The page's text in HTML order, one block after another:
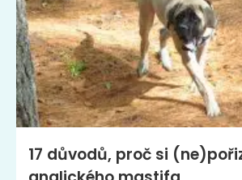
17 důvodů, proč si